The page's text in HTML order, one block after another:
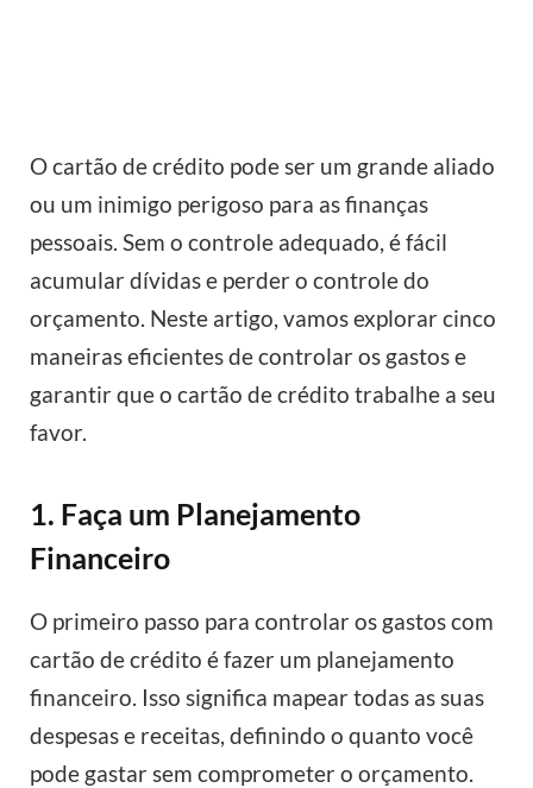
O cartão de crédito pode ser um grande aliado
ou um inimigo perigoso para as finanças
pessoais. Sem o controle adequado, é fácil
acumular dívidas e perder o controle do
orçamento. Neste artigo, vamos explorar cinco
maneiras eficientes de controlar os gastos e
garantir que o cartão de crédito trabalhe a seu
favor.
1. Faça um Planejamento
Financeiro
O primeiro passo para controlar os gastos com
cartão de crédito é fazer um planejamento
financeiro. Isso significa mapear todas as suas
despesas e receitas, definindo o quanto você
pode gastar sem comprometer o orçamento.